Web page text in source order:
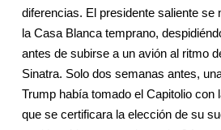
diferencias. El presidente saliente se
la Casa Blanca temprano,
antes de subirse a un avión al ritmo
Sinatra. Solo dos semanas antes,
Trump había tomado el Capitolio con
que se certificara la elección de su